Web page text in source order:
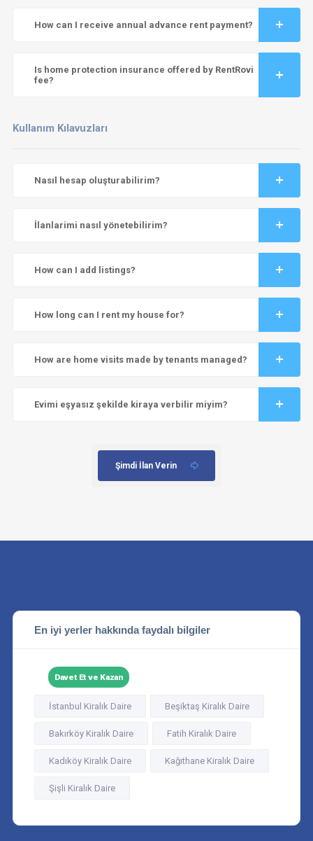
How can I receive annual advance rent payment?
Is home protection insurance offered by RentRovi
fee?
Kullanım Kılavuzları
Nasıl hesap oluşturabilirim?
İlanlarimi nasıl yönetebilirim?
How can I add listings?
How long can I rent my house for?
How are home visits made by tenants managed?
Evimi eşyasız şekilde kiraya verbilir miyim?
Şimdi İlan Verin
En iyi yerler hakkında faydalı bilgiler
Davet Et ve Kazan
İstanbul Kiralık Daire Beşiktaş Kiralık Daire
Bakırköy Kiralık Daire Fatih Kiralık Daire
Kadıköy Kiralık Daire Kağıthane Kiralık Daire
Şişli Kiralık Daire